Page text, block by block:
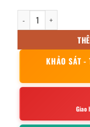
Bể tách mỡ inox 1300l
KHẢO SÁT
Giao